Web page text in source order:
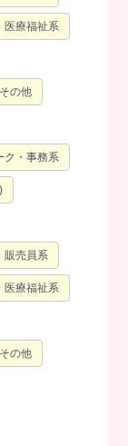
医療福祉系
の他
ク・事務系
販売員系
医療福祉系
の他